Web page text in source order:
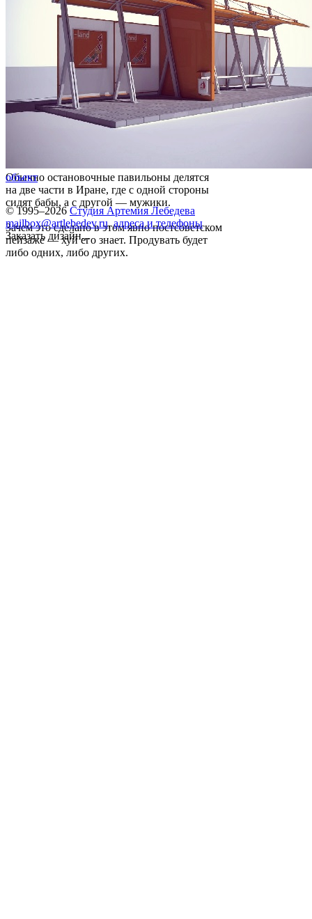
Обычно остановочные павильоны делятся
на две части в Иране, где с одной стороны
сидят бабы, а с другой — мужики.
Зачем это сделано в этом явно постсоветском
пейзаже — хуй его знает. Продувать будет
либо одних, либо других.
объект
© 1995–2026 Студия Артемия Лебедева
mailbox@artlebedev.ru, адреса и телефоны
Заказать дизайн...